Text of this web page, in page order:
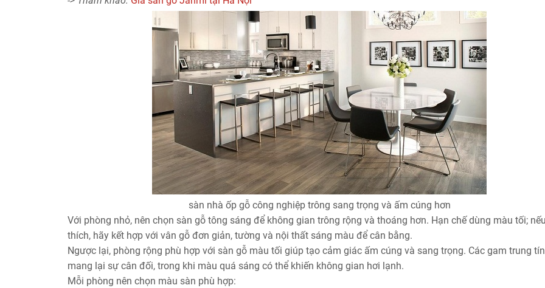
sàn nhà ốp gỗ công nghiệp trông sang trọng và ấm cúng hơn
Với phòng nhỏ, nên chọn sàn gỗ tông sáng để không gian trông rộng và thoáng hơn. Hạn chế dùng màu tối; nếu
thích, hãy kết hợp với vân gỗ đơn giản, tường và nội thất sáng màu để cân bằng.
Ngược lại, phòng rộng phù hợp với sàn gỗ màu tối giúp tạo cảm giác ấm cúng và sang trọng. Các gam trung
mang lại sự cân đối, trong khi màu quá sáng có thể khiến không gian hơi lạnh.
Mỗi phòng nên chọn màu sàn phù hợp: